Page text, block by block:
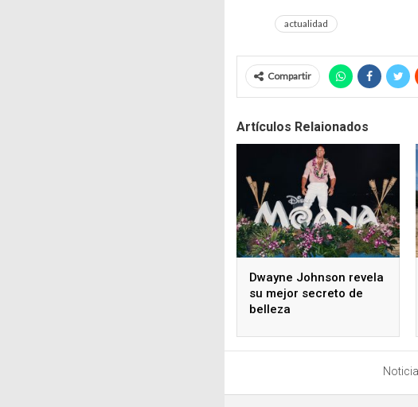
actualidad
Compartir
Artículos Relaionados
Dwayne Johnson revela
su mejor secreto de
belleza